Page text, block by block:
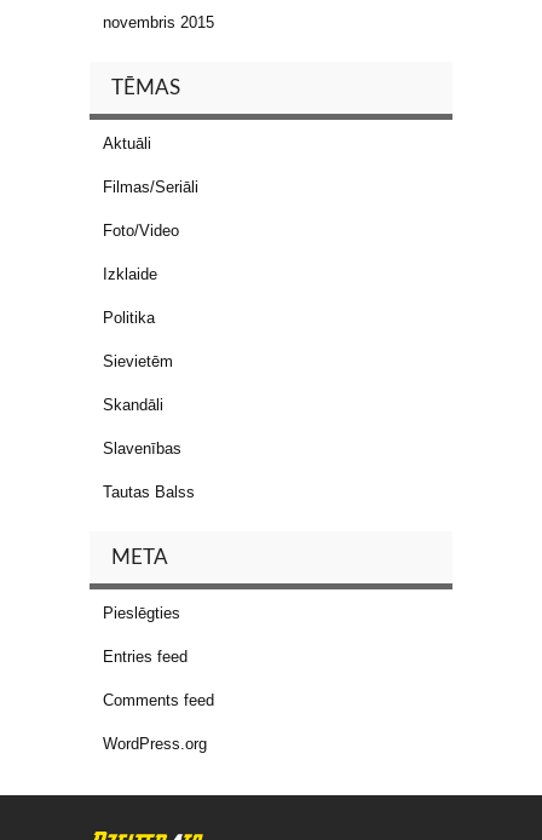
novembris 2015
TĒMAS
Aktuāli
Filmas/Seriāli
Foto/Video
Izklaide
Politika
Sievietēm
Skandāli
Slavenības
Tautas Balss
META
Pieslēgties
Entries feed
Comments feed
WordPress.org